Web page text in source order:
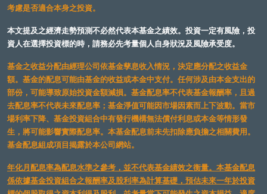
考慮是否適合本身之投資。
本文提及之經濟走勢預測不必然代表本基金之績效。投資一定有風險，投
資人在選擇投資標的時，請務必先考量個人自身狀況及風險承受度。
基金之收益分配由經理公司依基金孳息收入情況，決定應分配之收益金
額。基金的配息可能由基金的收益或本金中支付。任何涉及由本金支出的
部份，可能導致原始投資金額減損。基金配息率不代表基金報酬率，且過
去配息率不代表未來配息率；基金淨值可能因市場因素而上下波動。當市
場利率下降、基金投資組合中有發行機構無法償付利息或本金等情形發
生，將可能影響實際配息率。本基金配息前未先扣除應負擔之相關費用。
基金配息組成項目揭露於本公司網站。
年化月配息率為配息水準之參考，並不代表基金績效之衡量。本基金配息
係依據基金投資組合之報酬率及股利率為計算基礎，預估未來一年於投資